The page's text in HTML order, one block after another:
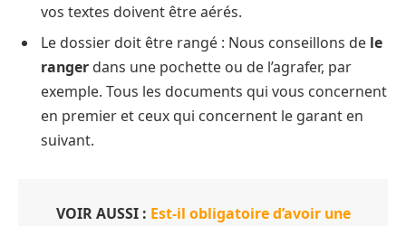
vos textes doivent être aérés.
Le dossier doit être rangé : Nous conseillons de le
ranger dans une pochette ou de l’agrafer, par
exemple. Tous les documents qui vous concernent
en premier et ceux qui concernent le garant en
suivant.
VOIR AUSSI : Est-il obligatoire d’avoir une